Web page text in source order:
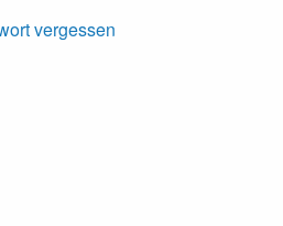
vergessen